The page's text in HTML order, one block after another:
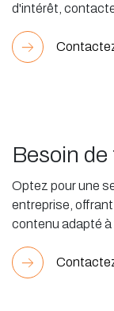
d'intérêt,
Besoin
Optez pour une
entreprise,
contenu adapté à